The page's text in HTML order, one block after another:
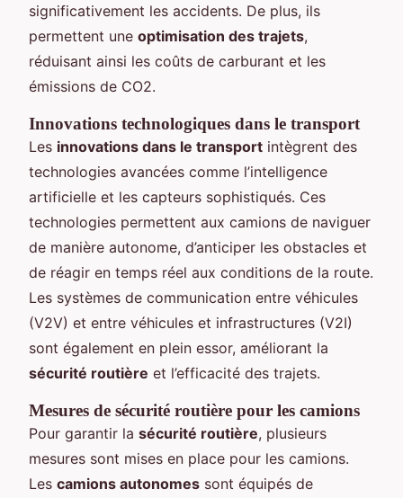
significativement les accidents. De plus, ils
permettent une optimisation des trajets,
réduisant ainsi les coûts de carburant et les
émissions de CO2.
Innovations technologiques dans le transport
Les innovations dans le transport intègrent des
technologies avancées comme l’intelligence
artificielle et les capteurs sophistiqués. Ces
technologies permettent aux camions de naviguer
de manière autonome, d’anticiper les obstacles et
de réagir en temps réel aux conditions de la route.
Les systèmes de communication entre véhicules
(V2V) et entre véhicules et infrastructures (V2I)
sont également en plein essor, améliorant la
sécurité routière et l’efficacité des trajets.
Mesures de sécurité routière pour les camions
Pour garantir la sécurité routière, plusieurs
mesures sont mises en place pour les camions.
Les camions autonomes sont équipés de